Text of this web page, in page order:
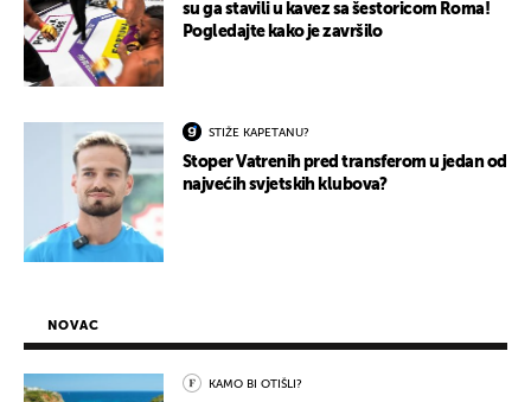
su ga stavili u kavez sa šestoricom Roma!
Pogledajte kako je završilo
STIŽE KAPETANU?
Stoper Vatrenih pred transferom u jedan od
najvećih svjetskih klubova?
NOVAC
KAMO BI OTIŠLI?